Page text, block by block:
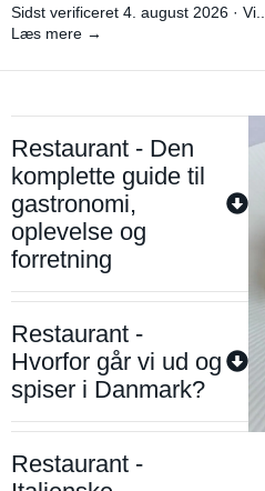
Sidst verificeret 4. august 2026 · Vi...
Læs mere →
Restaurant - Den
komplette guide til
gastronomi,
oplevelse og
forretning
Restaurant -
Hvorfor går vi ud og
spiser i Danmark?
Restaurant -